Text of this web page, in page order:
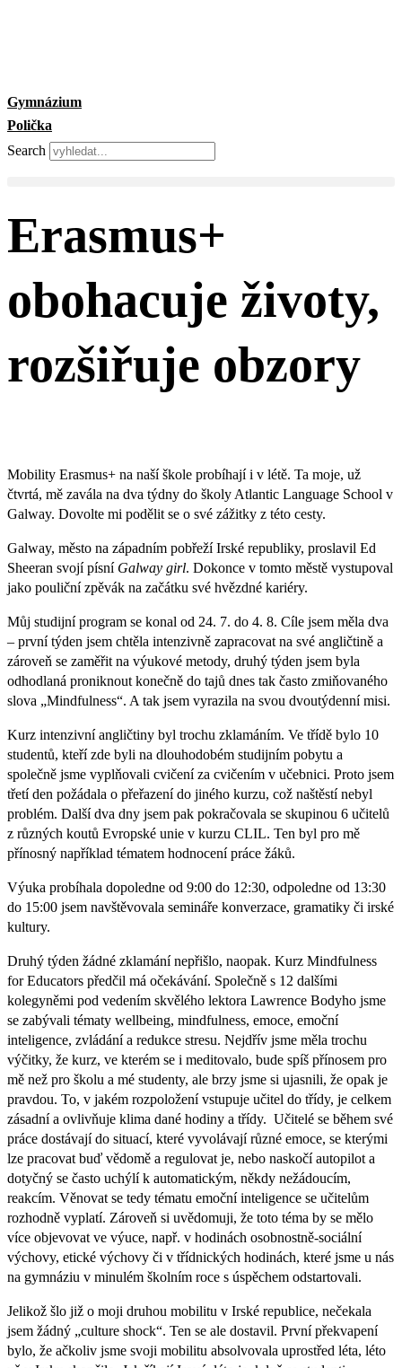
Gymnázium
Polička
Search
Erasmus+
obohacuje životy,
rozšiřuje obzory
Mobility Erasmus+ na naší škole probíhají i v létě. Ta moje, už
čtvrtá, mě zavála na dva týdny do školy Atlantic Language School v
Galway. Dovolte mi podělit se o své zážitky z této cesty.
Galway, město na západním pobřeží Irské republiky, proslavil Ed
Sheeran svojí písní Galway girl. Dokonce v tomto městě vystupoval
jako pouliční zpěvák na začátku své hvězdné kariéry.
Můj studijní program se konal od 24. 7. do 4. 8. Cíle jsem měla dva
– první týden jsem chtěla intenzivně zapracovat na své angličtině a
zároveň se zaměřit na výukové metody, druhý týden jsem byla
odhodlaná proniknout konečně do tajů dnes tak často zmiňovaného
slova „Mindfulness“. A tak jsem vyrazila na svou dvoutýdenní misi.
Kurz intenzivní angličtiny byl trochu zklamáním. Ve třídě bylo 10
studentů, kteří zde byli na dlouhodobém studijním pobytu a
společně jsme vyplňovali cvičení za cvičením v učebnici. Proto jsem
třetí den požádala o přeřazení do jiného kurzu, což naštěstí nebyl
problém. Další dva dny jsem pak pokračovala se skupinou 6 učitelů
z různých koutů Evropské unie v kurzu CLIL. Ten byl pro mě
přínosný například tématem hodnocení práce žáků.
Výuka probíhala dopoledne od 9:00 do 12:30, odpoledne od 13:30
do 15:00 jsem navštěvovala semináře konverzace, gramatiky či irské
kultury.
Druhý týden žádné zklamání nepřišlo, naopak. Kurz Mindfulness
for Educators předčil má očekávání. Společně s 12 dalšími
kolegyněmi pod vedením skvělého lektora Lawrence Bodyho jsme
se zabývali tématy wellbeing, mindfulness, emoce, emoční
inteligence, zvládání a redukce stresu. Nejdřív jsme měla trochu
výčitky, že kurz, ve kterém se i meditovalo, bude spíš přínosem pro
mě než pro školu a mé studenty, ale brzy jsme si ujasnili, že opak je
pravdou. To, v jakém rozpoložení vstupuje učitel do třídy, je celkem
zásadní a ovlivňuje klima dané hodiny a třídy. Učitelé se během své
práce dostávají do situací, které vyvolávají různé emoce, se kterými
lze pracovat buď vědomě a regulovat je, nebo naskočí autopilot a
dotyčný se často uchýlí k automatickým, někdy nežádoucím,
reakcím. Věnovat se tedy tématu emoční inteligence se učitelům
rozhodně vyplatí. Zároveň si uvědomuji, že toto téma by se mělo
více objevovat ve výuce, např. v hodinách osobnostně-sociální
výchovy, etické výchovy či v třídnických hodinách, které jsme u nás
na gymnáziu v minulém školním roce s úspěchem odstartovali.
Jelikož šlo již o moji druhou mobilitu v Irské republice, nečekala
jsem žádný „culture shock“. Ten se ale dostavil. První překvapení
bylo, že ačkoliv jsme svoji mobilitu absolvovala uprostřed léta, léto